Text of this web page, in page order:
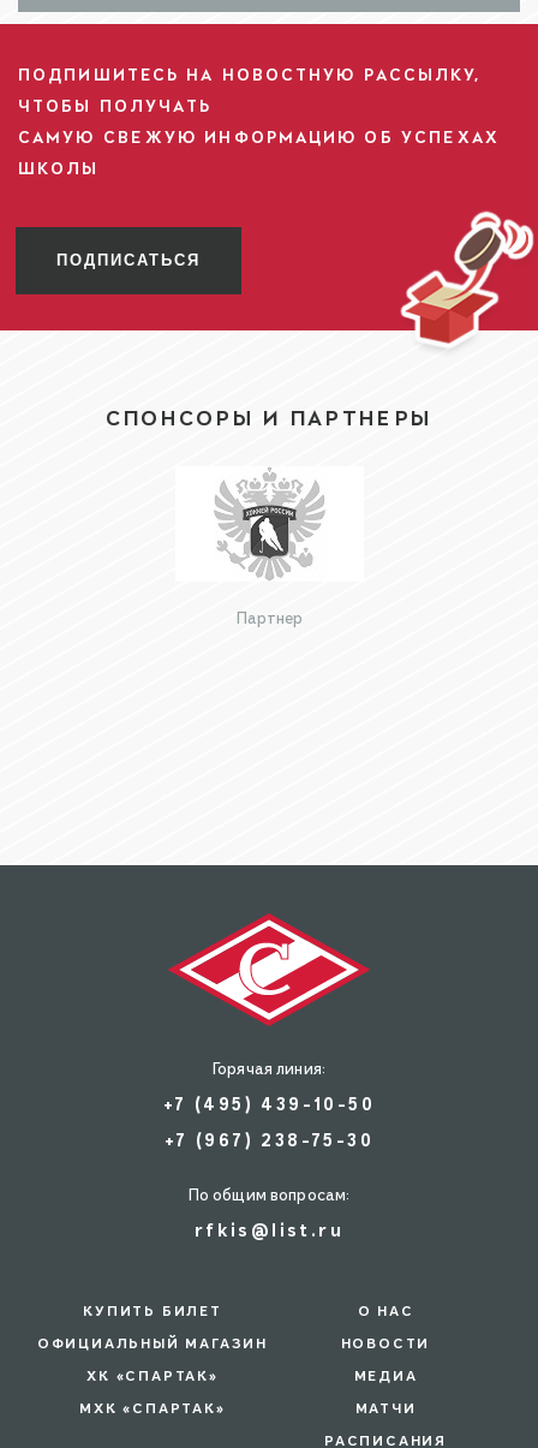
ПОДПИШИТЕСЬ НА НОВОСТНУЮ РАССЫЛКУ,
ЧТОБЫ ПОЛУЧАТЬ
САМУЮ СВЕЖУЮ ИНФОРМАЦИЮ ОБ УСПЕХАХ
ШКОЛЫ
ПОДПИСАТЬСЯ
СПОНСОРЫ И ПАРТНЕРЫ
Партнер
Горячая линия:
+7 (495) 439-10-50
+7 (967) 238-75-30
По общим вопросам:
rfkis@list.ru
КУПИТЬ БИЛЕТ
ОФИЦИАЛЬНЫЙ МАГАЗИН
ХК «СПАРТАК»
МХК «СПАРТАК»
О НАС
НОВОСТИ
МЕДИА
МАТЧИ
РАСПИСАНИЯ